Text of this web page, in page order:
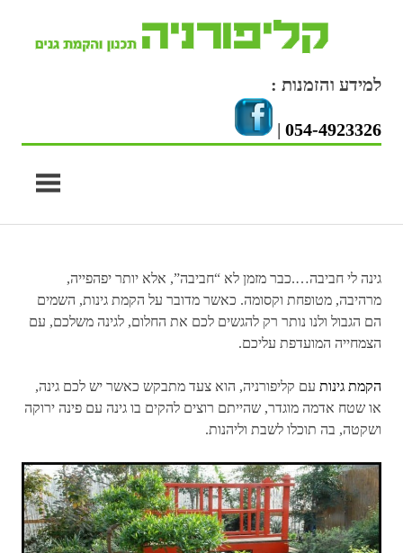
למידע והזמנות :
054-4923326
|
גינה לי חביבה….כבר מזמן לא “חביבה”, אלא יותר יפהפייה,
מרהיבה, מטופחת וקסומה. כאשר מדובר על הקמת גינות, השמים
הם הגבול ולנו נותר רק להגשים לכם את החלום, לגינה משלכם, עם
הצמחייה המועדפת עליכם.
הקמת גינות עם קליפורניה, הוא צעד מתבקש כאשר יש לכם גינה,
או שטח אדמה מוגדר, שהייתם רוצים להקים בו גינה עם פינה ירוקה
ושקטה, בה תוכלו לשבת וליהנות.